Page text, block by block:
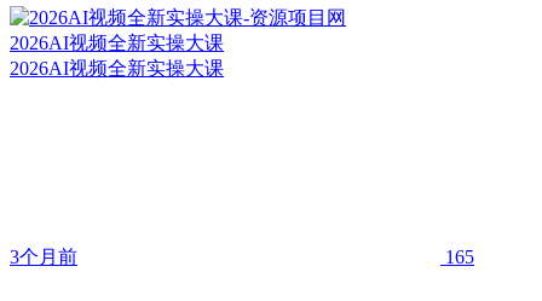
2026AI视频全新实操大课
2026AI视频全新实操大课
3个月前 165